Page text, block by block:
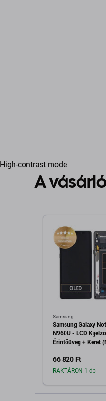
High-contrast mode
A
Samsung
Samsung Galaxy
N960U - LCD
Érintőüveg + Keret
23737A, GH97-
Genuine Service Pack
66 820 Ft
RAKTÁRON 1 db